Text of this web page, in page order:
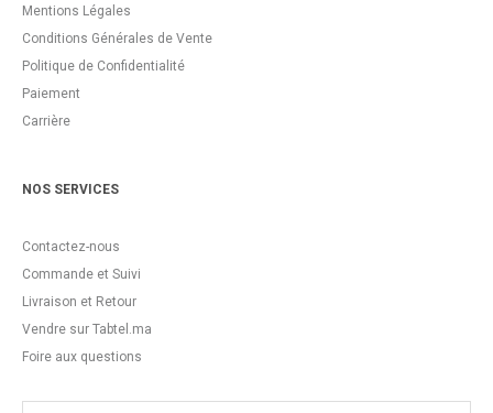
Mentions Légales
Conditions Générales de Vente
Politique de Confidentialité
Paiement
Carrière
NOS SERVICES
Contactez-nous
Commande et Suivi
Livraison et Retour
Vendre sur Tabtel.ma
Foire aux questions